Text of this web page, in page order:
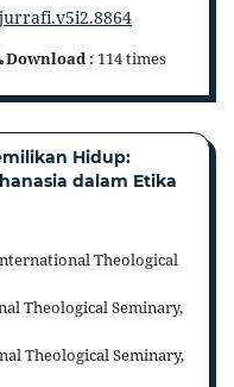
Download: 114 times
Hidup:
dalam Etika
Theological
Theological Seminary,
Theological Seminary,